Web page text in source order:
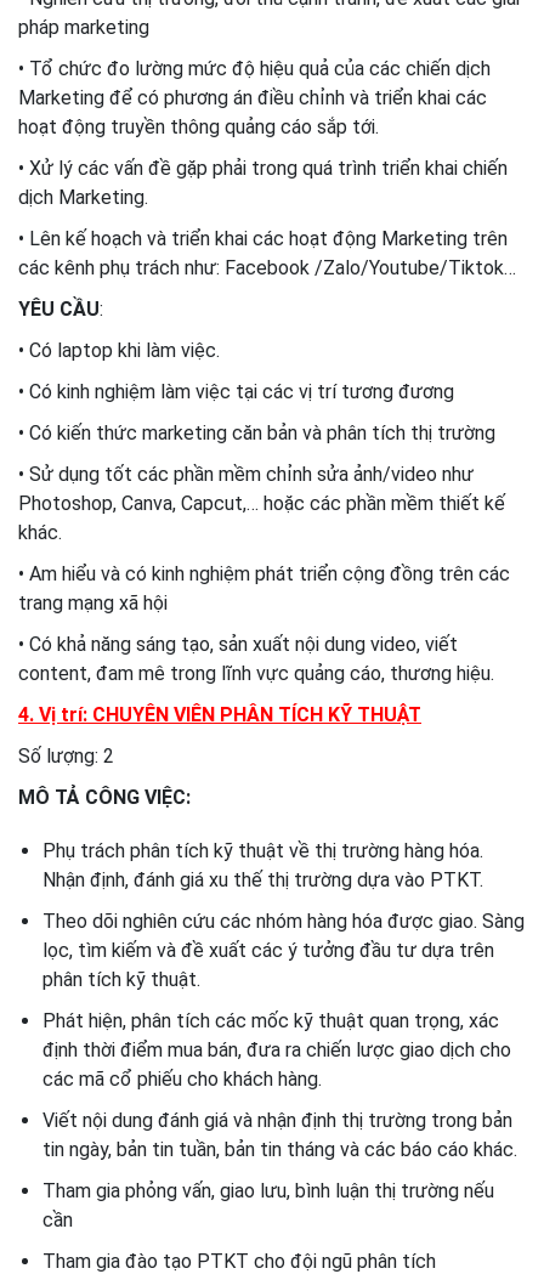
pháp marketing
• Tổ chức đo lường mức độ hiệu quả của các chiến dịch
Marketing để có phương án điều chỉnh và triển khai các
hoạt động truyền thông quảng cáo sắp tới.
• Xử lý các vấn đề gặp phải trong quá trình triển khai chiến
dịch Marketing.
• Lên kế hoạch và triển khai các hoạt động Marketing trên
các kênh phụ trách như: Facebook /Zalo/Youtube/Tiktok…
YÊU CẦU:
• Có laptop khi làm việc.
• Có kinh nghiệm làm việc tại các vị trí tương đương
• Có kiến thức marketing căn bản và phân tích thị trường
• Sử dụng tốt các phần mềm chỉnh sửa ảnh/video như
Photoshop, Canva, Capcut,… hoặc các phần mềm thiết kế
khác.
• Am hiểu và có kinh nghiệm phát triển cộng đồng trên các
trang mạng xã hội
• Có khả năng sáng tạo, sản xuất nội dung video, viết
content, đam mê trong lĩnh vực quảng cáo, thương hiệu.
4. Vị trí: CHUYÊN VIÊN PHÂN TÍCH KỸ THUẬT
​Số lượng: 2
MÔ TẢ CÔNG VIỆC:
Phụ trách phân tích kỹ thuật về thị trường hàng hóa.
Nhận định, đánh giá xu thế thị trường dựa vào PTKT.
Theo dõi nghiên cứu các nhóm hàng hóa được giao. Sàng
lọc, tìm kiếm và đề xuất các ý tưởng đầu tư dựa trên
phân tích kỹ thuật.
Phát hiện, phân tích các mốc kỹ thuật quan trọng, xác
định thời điểm mua bán, đưa ra chiến lược giao dịch cho
các mã cổ phiếu cho khách hàng.
Viết nội dung đánh giá và nhận định thị trường trong bản
tin ngày, bản tin tuần, bản tin tháng và các báo cáo khác.
Tham gia phỏng vấn, giao lưu, bình luận thị trường nếu
cần
Tham gia đào tạo PTKT cho đội ngũ phân tích